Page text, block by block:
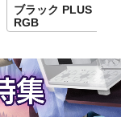
ブラック PLUS
RGB